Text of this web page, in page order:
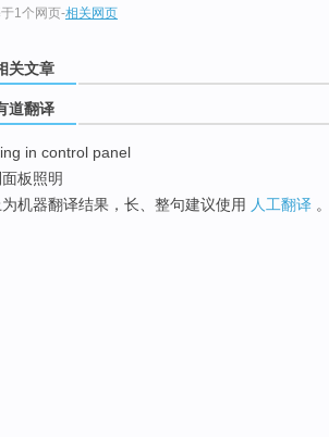
1个网页-相关网页
关文章
道翻译
in control panel
板照明
为机器翻译结果，长、整句建议使用 人工翻译